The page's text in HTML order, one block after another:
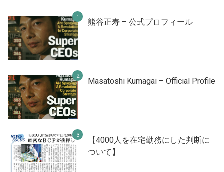
熊谷正寿 – 公式プロフィール
Masatoshi Kumagai – Official Profile
【4000人を在宅勤務にした判断に
ついて】